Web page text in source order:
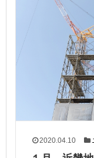
2020.04.10